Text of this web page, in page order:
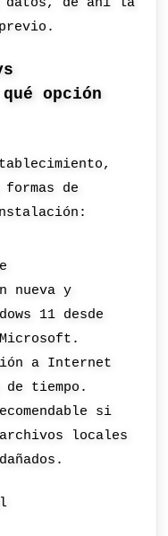
opción
formas de
nueva y
11 desde
a Internet
tiempo.
si
locales